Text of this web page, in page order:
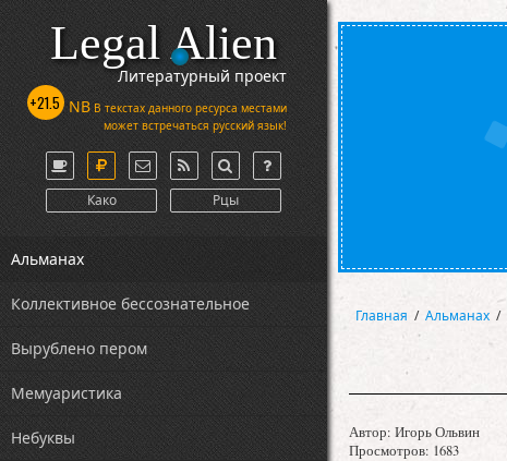
Legal Alien
Литературный проект
+21.5 NB В текстах данного ресурса местами
может встречаться русский язык!
Како Рцы
Альманах
Коллективное бессознательное
Вырублено пером
Мемуаристика
Небуквы
Главная / Альманах /
Автор: Игорь Ольвин
Просмотров: 1683